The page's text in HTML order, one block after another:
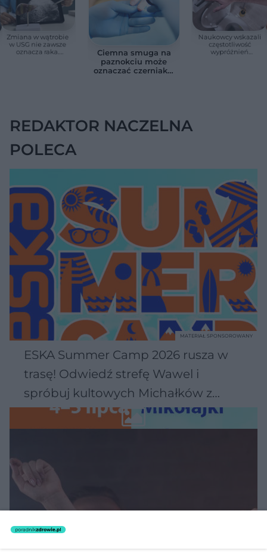
Zmiana w wątrobie
w USG nie zawsze
oznacza raka.
Ciemna smuga na
paznokciu może
oznaczać czerniaka.
Naukowcy wskazali
częstotliwość
wypróżnień
REDAKTOR NACZELNA
POLECA
ESKA Summer Camp 2026 rusza w
trasę! Odwiedź strefę Wawel i
spróbuj kultowych Michałków z
Wawelu
MATERIAŁ SPONSOROWANY